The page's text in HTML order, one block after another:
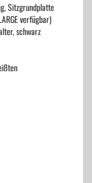
Sitzgrundplatte
verfügbar)
schwarz